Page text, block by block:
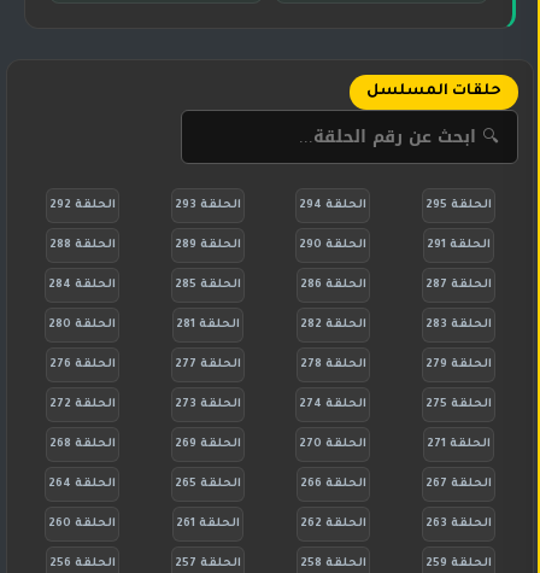
حلقات المسلسل
الحلقة 295 الحلقة 294 الحلقة 293 الحلقة 292
الحلقة 291 الحلقة 290 الحلقة 289 الحلقة 288
الحلقة 287 الحلقة 286 الحلقة 285 الحلقة 284
الحلقة 283 الحلقة 282 الحلقة 281 الحلقة 280
الحلقة 279 الحلقة 278 الحلقة 277 الحلقة 276
الحلقة 275 الحلقة 274 الحلقة 273 الحلقة 272
الحلقة 271 الحلقة 270 الحلقة 269 الحلقة 268
الحلقة 267 الحلقة 266 الحلقة 265 الحلقة 264
الحلقة 263 الحلقة 262 الحلقة 261 الحلقة 260
الحلقة 259 الحلقة 258 الحلقة 257 الحلقة 256